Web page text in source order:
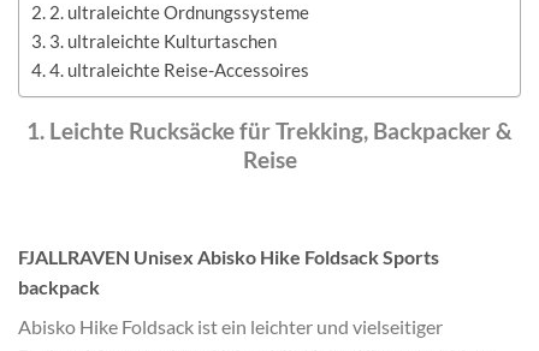
2. ultraleichte Ordnungssysteme
3. ultraleichte Kulturtaschen
4. ultraleichte Reise-Accessoires
1. Leichte Rucksäcke für Trekking, Backpacker &
Reise
FJALLRAVEN Unisex Abisko Hike Foldsack Sports
backpack
Abisko Hike Foldsack ist ein leichter und vielseitiger